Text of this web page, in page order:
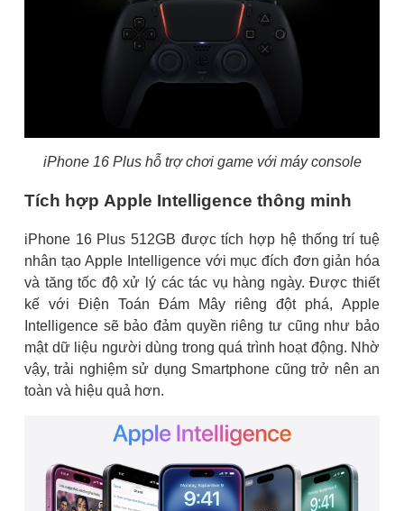
iPhone 16 Plus hỗ trợ chơi game với máy console
Tích hợp Apple Intelligence thông minh
iPhone 16 Plus 512GB được tích hợp hệ thống trí tuệ
nhân tạo Apple Intelligence với mục đích đơn giản hóa
và tăng tốc độ xử lý các tác vụ hàng ngày. Được thiết
kế với Điện Toán Đám Mây riêng đột phá, Apple
Intelligence sẽ bảo đảm quyền riêng tư cũng như bảo
mật dữ liệu người dùng trong quá trình hoạt động. Nhờ
vậy, trải nghiệm sử dụng Smartphone cũng trở nên an
toàn và hiệu quả hơn.